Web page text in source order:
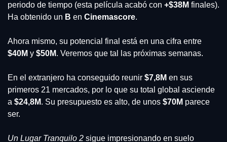
periodo de tiempo (esta película acabó con +$38M finales).
Ha obtenido un B en Cinemascore.
$40M y $50M. Veremos que tal las próximas semanas.
En el extranjero ha conseguido reunir $7,8M en sus
primeros 21 mercados, por lo que su total global asciende
a $24,8M. Su presupuesto es alto, de unos $70M parece
ser.
Un Lugar Tranquilo 2 sigue impresionando en suelo